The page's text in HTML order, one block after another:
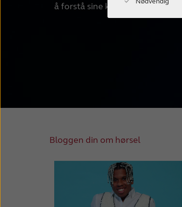
å forstå sine kjære med nedsatt
Bloggen din om hørsel